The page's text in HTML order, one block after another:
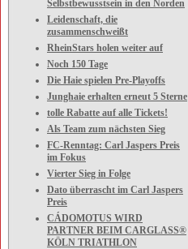
Selbstbewusstsein in den Norden
Leidenschaft, die
zusammenschweißt
RheinStars holen weiter auf
Noch 150 Tage
Die Haie spielen Pre-Playoffs
Junghaie erhalten erneut 5 Sterne
tolle Rabatte auf alle Tickets!
Als Team zum nächsten Sieg
FC-Renntag: Carl Jaspers Preis
im Fokus
Vierter Sieg in Folge
Dato überrascht im Carl Jaspers
Preis
CÁDOMOTUS WIRD
PARTNER BEIM CARGLASS®
KÖLN TRIATHLON